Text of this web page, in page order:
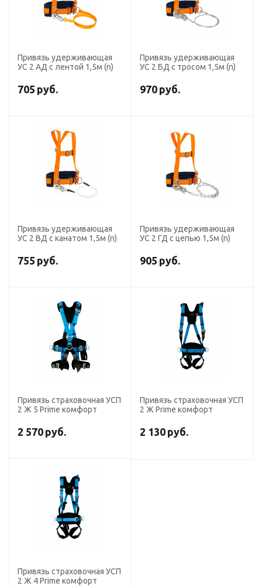
Привязь удерживающая
УС 2 АД с лентой 1,5м (n)
705 руб.
Привязь удерживающая
УС 2 БД с тросом 1,5м (n)
970 руб.
Привязь удерживающая
УС 2 ВД с канатом 1,5м (n)
755 руб.
Привязь удерживающая
УС 2 ГД с цепью 1,5м (n)
905 руб.
Привязь страховочная УСП
2 Ж 5 Prime комфорт
2 570 руб.
Привязь страховочная УСП
2 Ж Prime комфорт
2 130 руб.
Привязь страховочная УСП
2 Ж 4 Prime комфорт